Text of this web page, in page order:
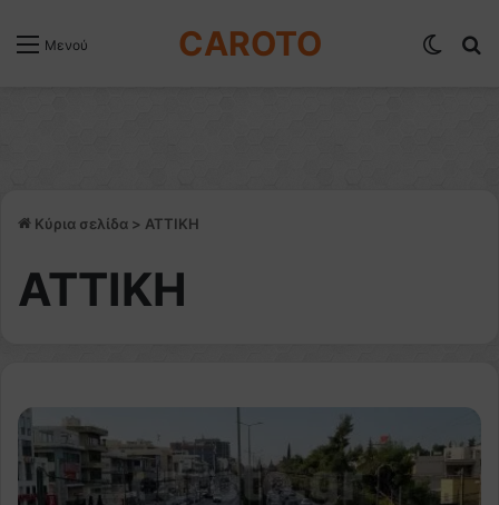
Μενού CAROTO
Κύρια σελίδα > ΑΤΤΙΚΗ
ΑΤΤΙΚΗ